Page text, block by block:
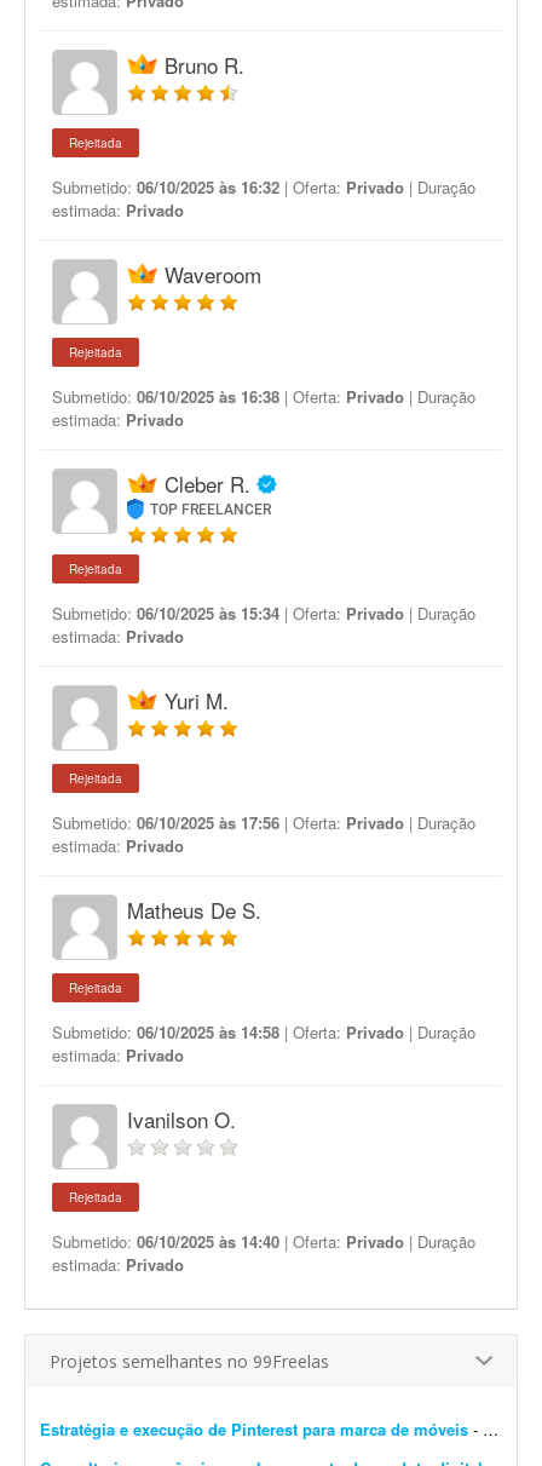
Bruno R.
Rejeitada
Submetido: 06/10/2025 às 16:32 | Oferta: Privado | Duração
estimada: Privado
Waveroom
Rejeitada
Submetido: 06/10/2025 às 16:38 | Oferta: Privado | Duração
estimada: Privado
Cleber R.
TOP FREELANCER
Rejeitada
Submetido: 06/10/2025 às 15:34 | Oferta: Privado | Duração
estimada: Privado
Yuri M.
Rejeitada
Submetido: 06/10/2025 às 17:56 | Oferta: Privado | Duração
estimada: Privado
Matheus De S.
Rejeitada
Submetido: 06/10/2025 às 14:58 | Oferta: Privado | Duração
estimada: Privado
Ivanilson O.
Rejeitada
Submetido: 06/10/2025 às 14:40 | Oferta: Privado | Duração
estimada: Privado
Projetos semelhantes no 99Freelas
Estratégia e execução de Pinterest para marca de móveis - Preciso de um profissional com olhar atento e repertório refinado em design e arquitetura para repensar e construir a estratégia do Pinterest da minha marca de móveis. O proje...